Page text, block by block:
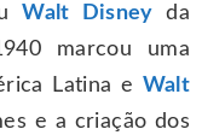
Walt Disney da
marcou uma
Latina e Walt
e a criação dos